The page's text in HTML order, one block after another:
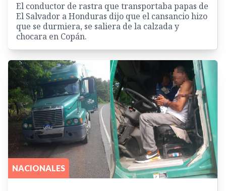
El conductor de rastra que transportaba papas de
El Salvador a Honduras dijo que el cansancio hizo
que se durmiera, se saliera de la calzada y
chocara en Copán.
NACIONALES